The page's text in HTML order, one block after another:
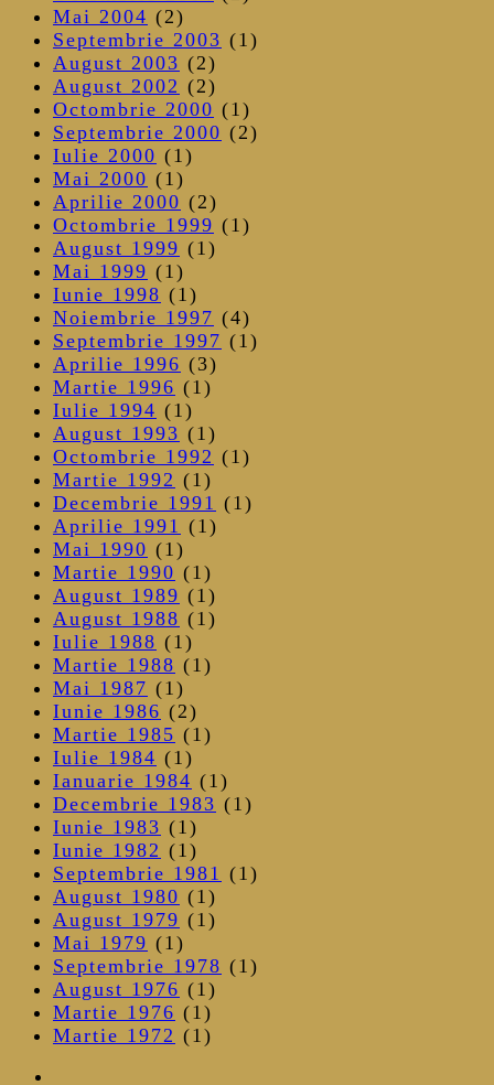
Mai 2004 (2)
Septembrie 2003 (1)
August 2003 (2)
August 2002 (2)
Octombrie 2000 (1)
Septembrie 2000 (2)
Iulie 2000 (1)
Mai 2000 (1)
Aprilie 2000 (2)
Octombrie 1999 (1)
August 1999 (1)
Mai 1999 (1)
Iunie 1998 (1)
Noiembrie 1997 (4)
Septembrie 1997 (1)
Aprilie 1996 (3)
Martie 1996 (1)
Iulie 1994 (1)
August 1993 (1)
Octombrie 1992 (1)
Martie 1992 (1)
Decembrie 1991 (1)
Aprilie 1991 (1)
Mai 1990 (1)
Martie 1990 (1)
August 1989 (1)
August 1988 (1)
Iulie 1988 (1)
Martie 1988 (1)
Mai 1987 (1)
Iunie 1986 (2)
Martie 1985 (1)
Iulie 1984 (1)
Ianuarie 1984 (1)
Decembrie 1983 (1)
Iunie 1983 (1)
Iunie 1982 (1)
Septembrie 1981 (1)
August 1980 (1)
August 1979 (1)
Mai 1979 (1)
Septembrie 1978 (1)
August 1976 (1)
Martie 1976 (1)
Martie 1972 (1)